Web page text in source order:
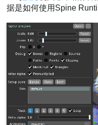
据是如何使用Spine